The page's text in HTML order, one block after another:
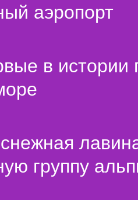
аэропорт
в истории
группу